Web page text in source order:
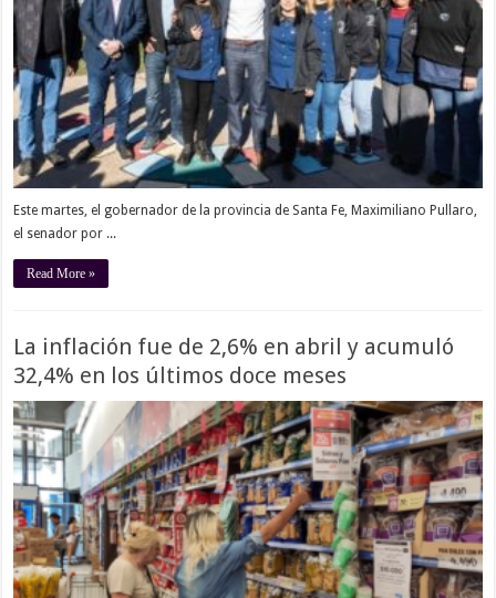
Este martes, el gobernador de la provincia de Santa Fe, Maximiliano Pullaro,
el senador por ...
Read More »
La inflación fue de 2,6% en abril y acumuló
32,4% en los últimos doce meses